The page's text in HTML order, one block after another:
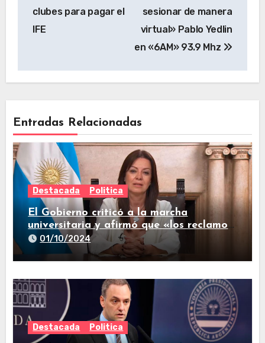
clubes para pagar el
IFE
sesionar de manera
virtual» Pablo Yedlin
en «6AM» 93.9 Mhz
Entradas Relacionadas
Destacada Politica
El Gobierno criticó a la marcha
universitaria y afirmó que «los reclamos
están todos resueltos»
01/10/2024
Destacada Politica